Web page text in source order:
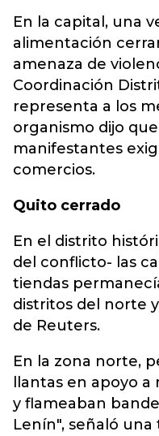
En la capital, una
alimentación
amenaza de
Coordinación
representa a los
organismo dijo
manifestantes
comercios.
Quito cerrado
En el distrito
del conflicto- las
tiendas
distritos del norte
de Reuters.
En la zona norte,
llantas en apoyo
y flameaban
Lenín", señaló